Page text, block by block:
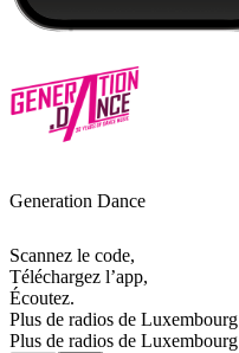
Generation Dance
Scannez le code,
Téléchargez l’app,
Écoutez.
Plus de radios de Luxembourg
Plus de radios de Luxembourg